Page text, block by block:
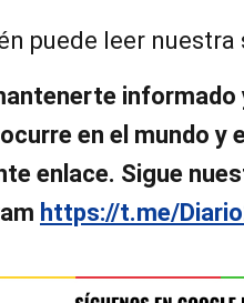
puede leer nuestra
en el mundo y
enlace. Sigue
https://t.me/